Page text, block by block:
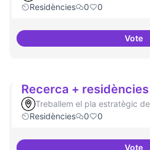
Residències
0 0
Vote
Recerca +
Treballem el pla estratègic
Residències
0 0
Vote